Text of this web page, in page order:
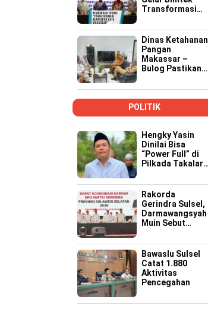
Transformasi
Yogyakarta
Dinas Ketahanan
Pangan
Makassar –
Bulog Pastikan
Distribusi
Bantuan Pangan
Aman
POLITIK
Hengky Yasin
Dinilai Bisa
“Power Full” di
Pilkada Takalar
Rakorda
Gerindra Sulsel,
Darmawangsyah
Muin Sebut
Strategis
Perkuat Soliditas
Jelang Pemilu
2029
Bawaslu Sulsel
Catat 1.880
Aktivitas
Pencegahan